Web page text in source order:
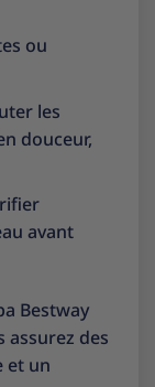
ou
les
douceur,
avant
Bestway
assurez des
et un